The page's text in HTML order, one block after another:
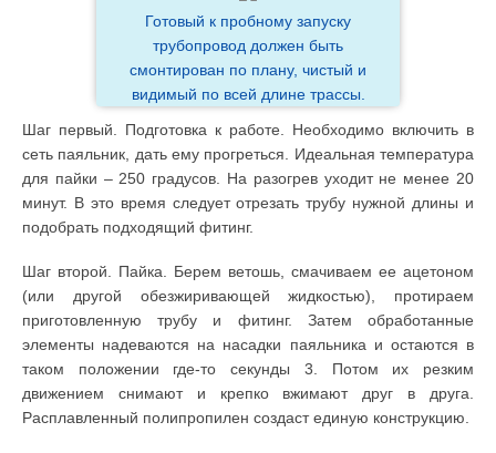
Готовый к пробному запуску
трубопровод должен быть
смонтирован по плану, чистый и
видимый по всей длине трассы.
Шаг первый. Подготовка к работе. Необходимо включить в
сеть паяльник, дать ему прогреться. Идеальная температура
для пайки – 250 градусов. На разогрев уходит не менее 20
минут. В это время следует отрезать трубу нужной длины и
подобрать подходящий фитинг.
Шаг второй. Пайка. Берем ветошь, смачиваем ее ацетоном
(или другой обезжиривающей жидкостью), протираем
приготовленную трубу и фитинг. Затем обработанные
элементы надеваются на насадки паяльника и остаются в
таком положении где-то секунды 3. Потом их резким
движением снимают и крепко вжимают друг в друга.
Расплавленный полипропилен создаст единую конструкцию.